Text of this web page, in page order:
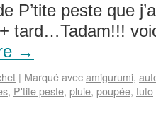
P’tite peste que
tard…Tadam!!!
→
| Marqué avecamigurumi,
, P'tite peste, pluie, poupée, tuto